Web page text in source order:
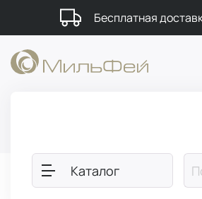
Бесплатная
Каталог